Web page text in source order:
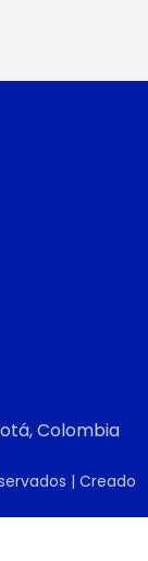
Colombia
| Creado